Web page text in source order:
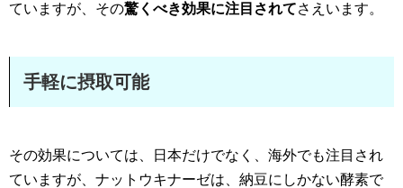
ていますが、その驚くべき効果に注目されてさえいます。
手軽に摂取可能
その効果については、日本だけでなく、海外でも注目され
ていますが、ナットウキナーゼは、納豆にしかない酵素で